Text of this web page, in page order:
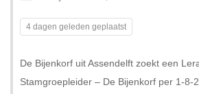
4 dagen geleden geplaatst
De Bijenkorf uit Assendelft zoekt een
Stamgroepleider – De Bijenkorf per 1-8-